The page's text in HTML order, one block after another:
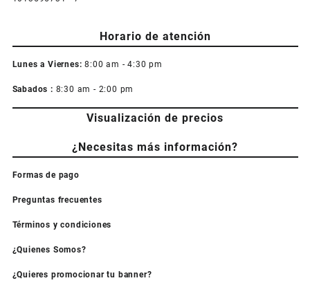
Horario de atención
Lunes a Viernes: 8:00 am - 4:30 pm
Sabados : 8:30 am - 2:00 pm
Visualización de precios
¿Necesitas más información?
Formas de pago
Preguntas frecuentes
Términos y condiciones
¿Quienes Somos?
¿Quieres promocionar tu banner?